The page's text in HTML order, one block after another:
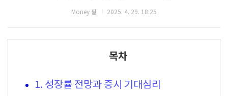
Money 필 2025. 4. 29. 18:25
목차
1. 성장률 전망과 증시 기대심리